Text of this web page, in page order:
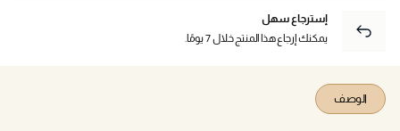
إسترجاع سهل
يمكنك إرجاع هذا المنتج خلال 7 يومًا.
الوصف